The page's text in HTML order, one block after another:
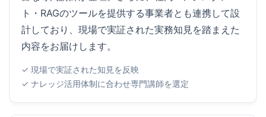
ト・RAGのツールを提供する事業者とも連携して設
計しており、現場で実証された実務知見を踏まえた
内容をお届けします。
✓ 現場で実証された知見を反映
✓ ナレッジ活用体制に合わせ専門講師を選定